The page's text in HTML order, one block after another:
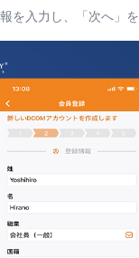
を入力し、「次へ」を